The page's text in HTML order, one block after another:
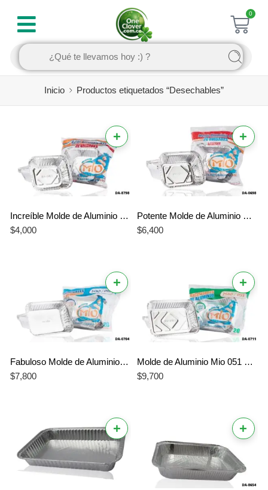
0
Inicio Productos etiquetados “Desechables”
+
Increíble Molde de Aluminio Mio 021 – El Mejor Molde Mini Profesional
$4,000
+
Potente Molde de Aluminio Mio 031 – Molde Individual para Lasaña Garantizado
$6,400
+
Fabuloso Molde de Aluminio Mio 041 – Molde Profesional para Lasaña de 34 oz
$7,800
+
Molde de Aluminio Mio 051 Mediano – Molde Efectivo de Alta Resistencia
$9,700
+ +